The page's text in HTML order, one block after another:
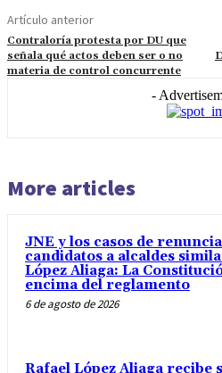
Artículo anterior
Contraloría protesta por DU que
señala qué actos deben ser o no
materia de control concurrente
-
More articles
JNE y los casos de
candidatos a alcaldes
López Aliaga: La
encima del reglamento
6 de agosto de 2026
Rafael López Aliaga recibe